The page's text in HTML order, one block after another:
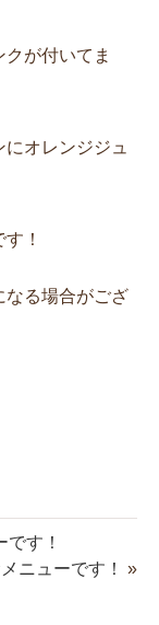
が付いてま
オレンジジュ
！
る場合がござ
す！
ニューです！
»